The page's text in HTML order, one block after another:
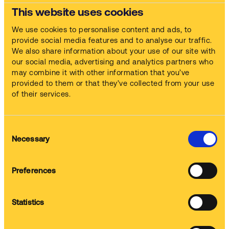
This website uses cookies
We use cookies to personalise content and ads, to
provide social media features and to analyse our traffic.
We also share information about your use of our site with
our social media, advertising and analytics partners who
may combine it with other information that you’ve
provided to them or that they’ve collected from your use
of their services.
Necessary
Preferences
Statistics
Machinerie
Wij leveren de machine en stellen deze in bedrijf, zonder enige
initiële investering
Wij leveren de chemische oplossing en vervangen deze elke
Wij trainen uw team om de machine veilig te gebruiken